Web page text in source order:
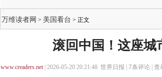
万维读者网 > 美国看台 > 正文
滚回中国！这座城
www.creaders.net| 2026-05-20 20:21:48 世界日报 | 7条评论 | 查